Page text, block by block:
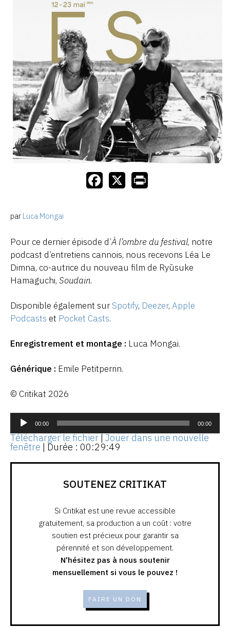
par Luca Mongai
Pour ce dernier épisode d’À l’ombre du festival, notre
podcast d’entretiens cannois, nous recevons Léa Le
Dimna, co-autrice du nouveau film de Ryūsuke
Hamaguchi, Soudain.
Disponible également surSpotify, Deezer, Apple
Podcasts et Pocket Casts.
Enregistrement et montage : Luca Mongai.
Générique : Emile Petitperrin.
© Critikat 2026
Lecteur
audio
00:00 00:00
Télécharger le fichier | Jouer dans une nouvelle
fenêtre | Durée : 00:29:49
SOUTENEZ CRITIKAT
Si Critikat est une revue accessible
gratuitement, sa production a un coût : votre
soutien est précieux pour garantir sa
pérennité et son développement.
N'hésitez pas à nous soutenir
mensuellement si vous le pouvez !
FAIRE UN DON